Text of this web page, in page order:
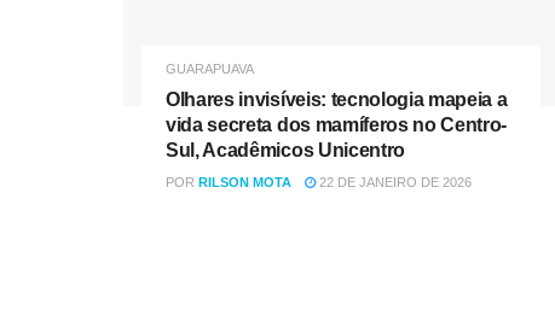
GUARAPUAVA
Olhares invisíveis: tecnologia mapeia a
vida secreta dos mamíferos no Centro-
Sul, Acadêmicos Unicentro
POR RILSON MOTA 22 DE JANEIRO DE 2026